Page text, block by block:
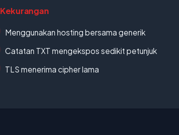
Kekurangan
Menggunakan hosting bersama generik
Catatan TXT mengekspos sedikit petunjuk
TLS menerima cipher lama